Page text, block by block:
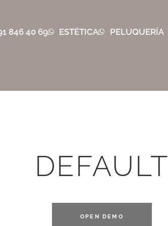
846 40 69 ESTÉTICA PELUQUERÍA
DEFAULT
OPEN DEMO